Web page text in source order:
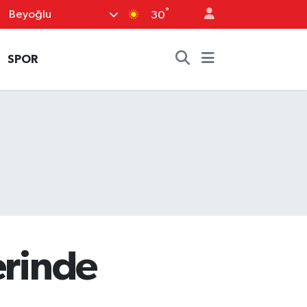
Beyoğlu 30°
SPOR